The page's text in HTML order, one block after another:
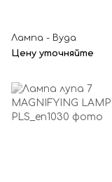
Лампа - Вуда
Цену уточняйте